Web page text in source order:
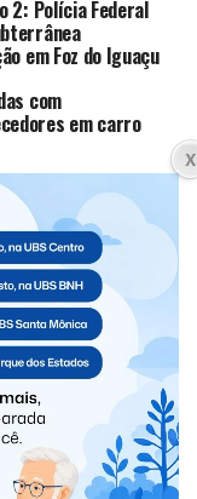
2: Polícia Federal
em Foz do Iguaçu
com
em carro
nas
de operação no
de cárcere
contra crianças e
de Itaipu